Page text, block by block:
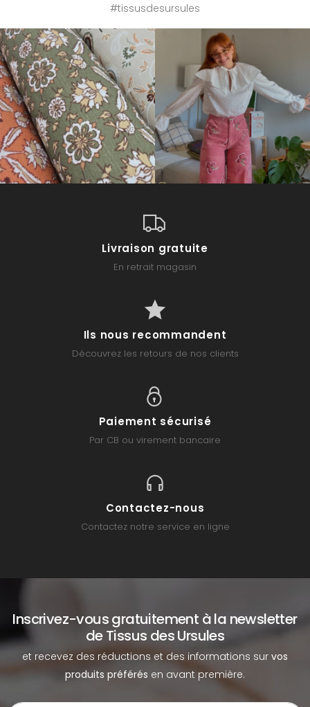
#tissusdesursules
Livraison gratuite
En retrait magasin
Ils nous recommandent
Découvrez les retours de nos clients
Paiement sécurisé
Par CB ou virement bancaire
Contactez-nous
Contactez notre service en ligne
Inscrivez-vous gratuitement à la newsletter
de Tissus des Ursules
et recevez des réductions et des informations sur vos
produits préférés en avant première.